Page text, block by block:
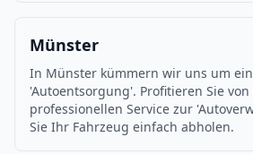
Münster
In Münster kümmern wir uns um
'Autoentsorgung'. Profitieren Sie
professionellen Service zur
Sie Ihr Fahrzeug einfach abholen.